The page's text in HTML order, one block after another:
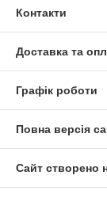
Контакти
Доставка та
Графік роботи
Повна версія
Сайт створено